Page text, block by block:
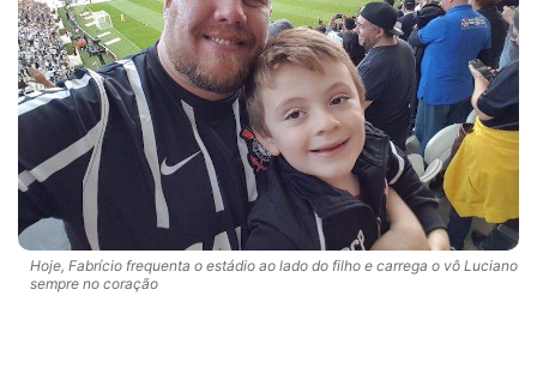
Hoje, Fabrício frequenta o estádio ao lado do filho e carrega o vô Luciano
sempre no coração